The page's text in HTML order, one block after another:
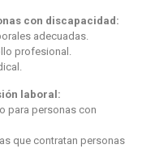
con discapacidad:
adecuadas.
profesional.
laboral:
para personas con
que contratan personas